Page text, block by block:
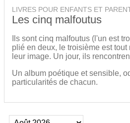
LIVRES POUR ENFANTS ET
Les cinq malfoutus
Ils sont cinq malfoutus (l'un est
plié en deux, le troisième est
leur image. Un jour, ils
Un album poétique et sensible,
particularités de chacun.